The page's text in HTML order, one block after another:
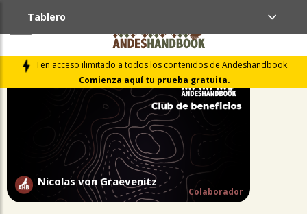
Ten acceso ilimitado a todos los contenidos de Andeshandbook.
Comienza aquí tu prueba gratuita.
Tablero
Nicolas von Graevenitz
Colaborador